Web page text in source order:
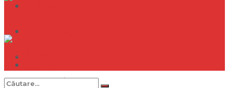
Internațional